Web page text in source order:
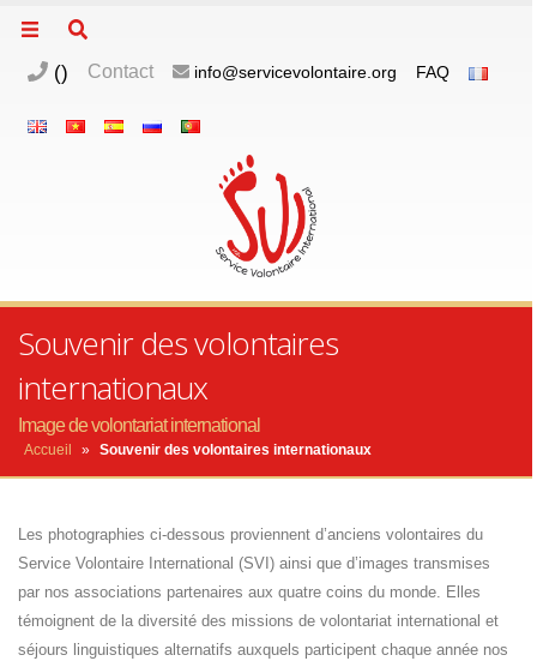
() Contact info@servicevolontaire.org FAQ
Souvenir des volontaires
internationaux
Image de volontariat international
Accueil » Souvenir des volontaires internationaux
Les photographies ci-dessous proviennent d’anciens volontaires du
Service Volontaire International (SVI) ainsi que d’images transmises
par nos associations partenaires aux quatre coins du monde. Elles
témoignent de la diversité des missions de volontariat international et
séjours linguistiques alternatifs auxquels participent chaque année nos